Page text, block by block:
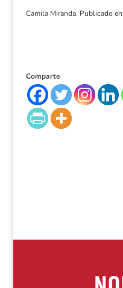
Camila Miranda. Publicado en:
Comparte